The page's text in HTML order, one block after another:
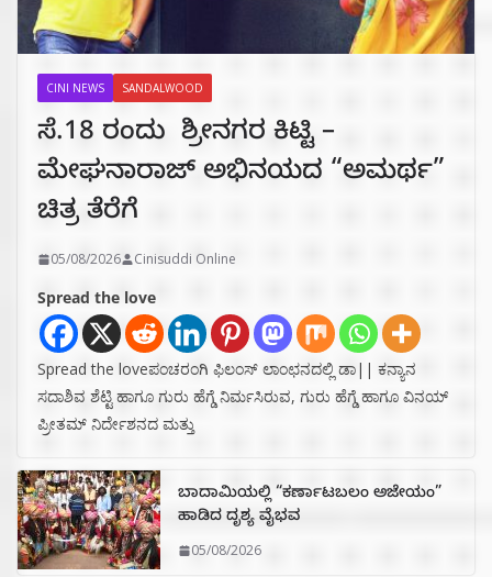
CINI NEWS SANDALWOOD
ಸೆ.18 ರಂದು ಶ್ರೀನಗರ ಕಿಟ್ಟಿ –
ಮೇಘನಾರಾಜ್ ಅಭಿನಯದ “ಅಮರ್ಥ”
ಚಿತ್ರ ತೆರೆಗೆ
05/08/2026 Cinisuddi Online
Spread the love
Spread the loveಪಂಚರಂಗಿ ಫಿಲಂಸ್ ಲಾಂಛನದಲ್ಲಿ ಡಾ|| ಕನ್ಯಾನ
ಸದಾಶಿವ ಶೆಟ್ಟಿ ಹಾಗೂ ಗುರು ಹೆಗ್ಡೆ ನಿರ್ಮಸಿರುವ, ಗುರು ಹೆಗ್ಡೆ ಹಾಗೂ ವಿನಯ್
ಪ್ರೀತಮ್ ನಿರ್ದೇಶನದ ಮತ್ತು
ಬಾದಾಮಿಯಲ್ಲಿ “ಕರ್ಣಾಟಬಲಂ ಅಜೇಯಂ”
ಹಾಡಿದ ದೃಶ್ಯ ವೈಭವ
05/08/2026